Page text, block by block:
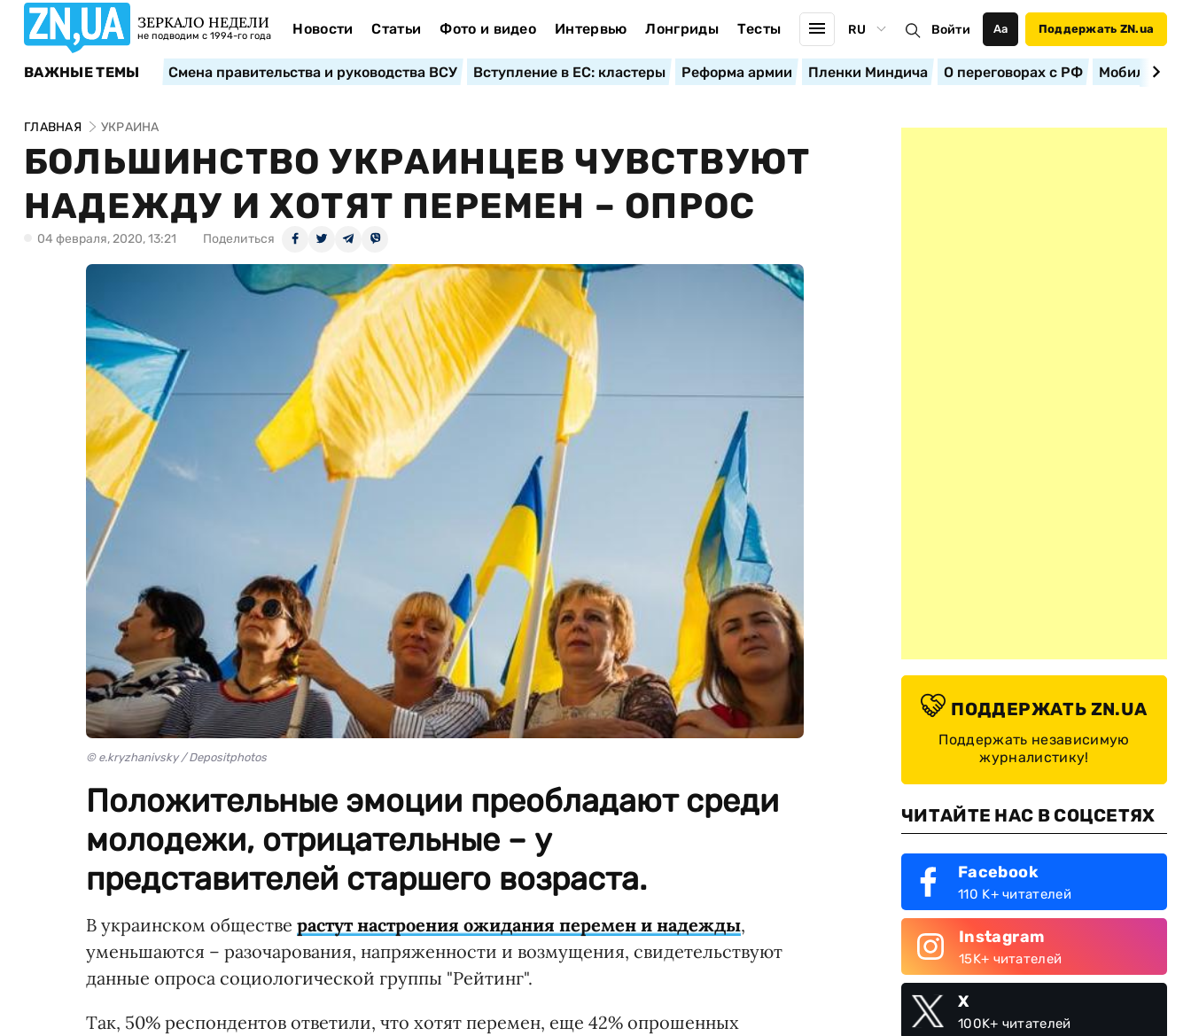
ЗЕРКАЛО НЕДЕЛИ
не подводим с 1994-го года Новости Статьи Фото и видео Интервью Лонгриды Тесты RU Войти Аа Поддержать ZN.ua
ВАЖНЫЕ ТЕМЫ Смена правительства и руководства ВСУ Вступление в ЕС: кластеры Реформа армии Пленки Миндича О переговорах с РФ
ГЛАВНАЯ УКРАИНА
БОЛЬШИНСТВО УКРАИНЦЕВ ЧУВСТВУЮТ
НАДЕЖДУ И ХОТЯТ ПЕРЕМЕН – ОПРОС
04 февраля, 2020, 13:21 Поделиться
© e.kryzhanivsky / Depositphotos
Положительные эмоции преобладают среди
молодежи, отрицательные – у
представителей старшего возраста.
В украинском обществе растут настроения ожидания перемен и надежды,
уменьшаются – разочарования, напряженности и возмущения, свидетельствуют
данные опроса социологической группы "Рейтинг".
Так, 50% респондентов ответили, что хотят перемен, еще 42% опрошенных
ПОДДЕРЖАТЬ ZN.UA
Поддержать независимую
журналистику!
ЧИТАЙТЕ НАС В СОЦСЕТЯХ
Facebook
110 K+ читателей
Instagram
15K+ читателей
X
100K+ читателей